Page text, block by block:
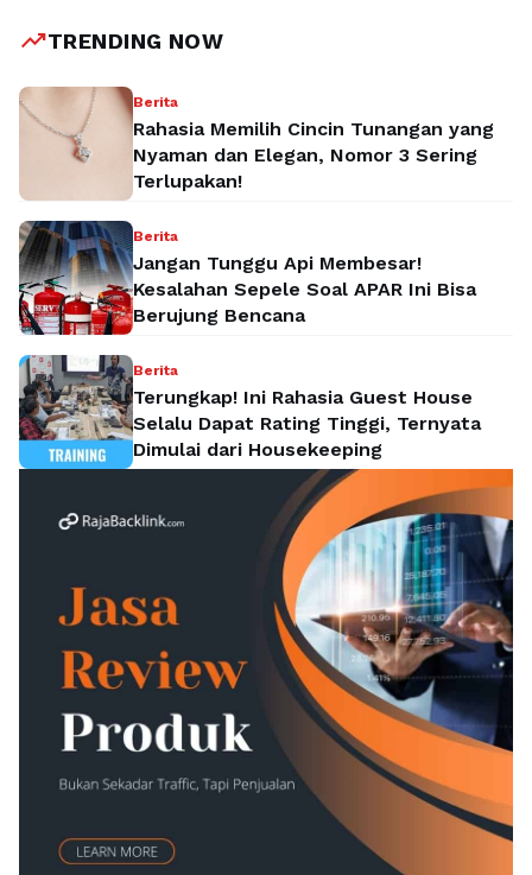
dampaknya sangat besar …
trending_upTRENDING NOW
Berita
Rahasia Memilih Cincin Tunangan yang
Nyaman dan Elegan, Nomor 3 Sering
Terlupakan!
Berita
Jangan Tunggu Api Membesar!
Kesalahan Sepele Soal APAR Ini Bisa
Berujung Bencana
Berita
Terungkap! Ini Rahasia Guest House
Selalu Dapat Rating Tinggi, Ternyata
Dimulai dari Housekeeping